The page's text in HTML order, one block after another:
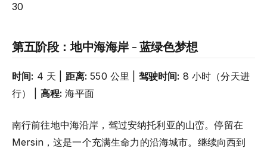
30
第五阶段：地中海海岸 - 蓝绿色梦想
时间: 4 天 | 距离: 550 公里 | 驾驶时间: 8 小时（分天进
行） | 高程: 海平面
南行前往地中海沿岸，驾过安纳托利亚的山峦。停留在
Mersin，这是一个充满生命力的沿海城市。继续向西到